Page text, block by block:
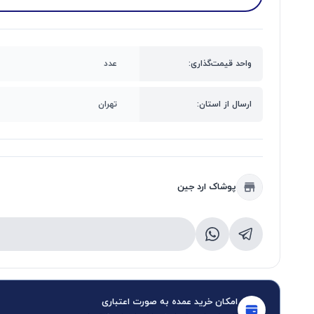
واحد قیمت‌گذاری: عدد
ارسال از استان: تهران
پوشاک ارد جین
امکان خرید عمده به صورت اعتباری